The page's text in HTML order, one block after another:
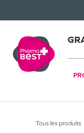
Tous les produits